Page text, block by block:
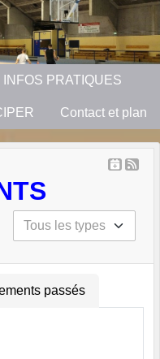
INFOS PRATIQUES
Contact et plan
passés